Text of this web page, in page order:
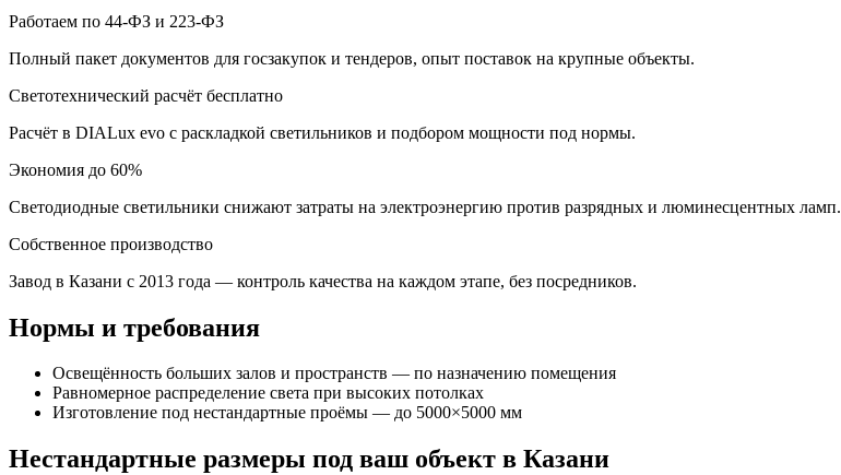
Работаем по 44-ФЗ и 223-ФЗ
Полный пакет документов для госзакупок и тендеров, опыт поставок на крупные объекты.
Светотехнический расчёт бесплатно
Расчёт в DIALux evo с раскладкой светильников и подбором мощности под нормы.
Экономия до 60%
Светодиодные светильники снижают затраты на электроэнергию против разрядных и люминесцентных ламп.
Собственное производство
Завод в Казани с 2013 года — контроль качества на каждом этапе, без посредников.
Нормы и требования
Освещённость больших залов и пространств — по назначению помещения
Равномерное распределение света при высоких потолках
Изготовление под нестандартные проёмы — до 5000×5000 мм
Нестандартные размеры под ваш объект в Казани